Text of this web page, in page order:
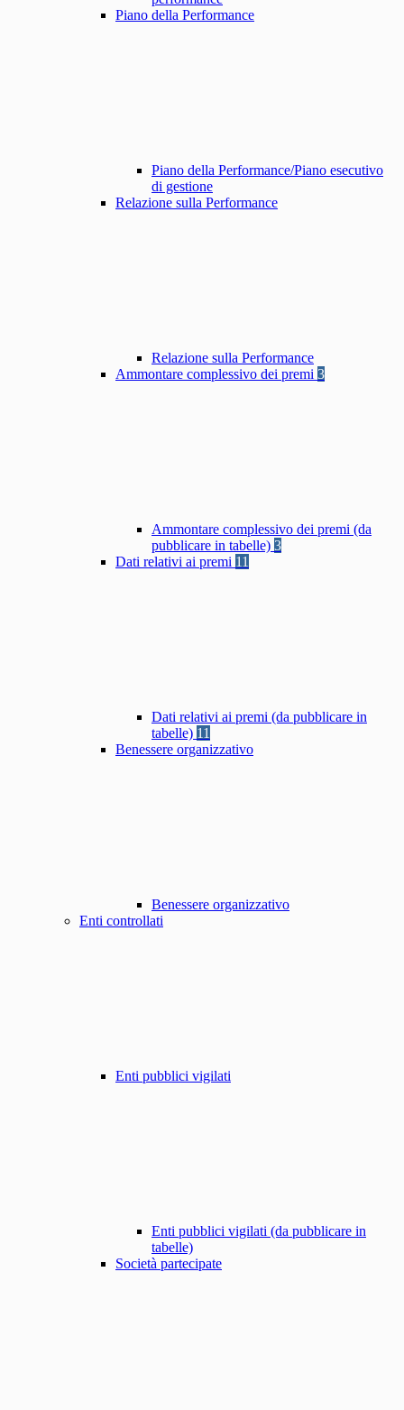
Piano della Performance
Piano della Performance/Piano esecutivo
di gestione
Relazione sulla Performance
Relazione sulla Performance
Ammontare complessivo dei premi 3
Ammontare complessivo dei premi (da
pubblicare in tabelle) 3
Dati relativi ai premi 11
Dati relativi ai premi (da pubblicare in
tabelle) 11
Benessere organizzativo
Benessere organizzativo
Enti controllati
Enti pubblici vigilati
Enti pubblici vigilati (da pubblicare in
tabelle)
Società partecipate